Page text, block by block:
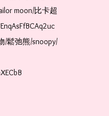
moon/比卡超
/鬆弛熊/snoopy/